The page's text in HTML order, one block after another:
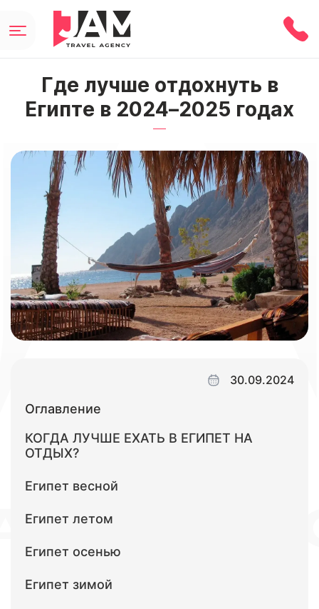
Где лучше отдохнуть в
Египте в 2024–2025 годах
Оглавление
КОГДА ЛУЧШЕ ЕХАТЬ В ЕГИПЕТ НА
ОТДЫХ?
Египет весной
Египет летом
Египет осенью
Египет зимой
30.09.2024